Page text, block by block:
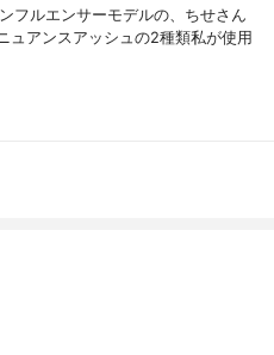
フルエンサーモデルの、ちせさん
ュアンスアッシュの2種類私が使用